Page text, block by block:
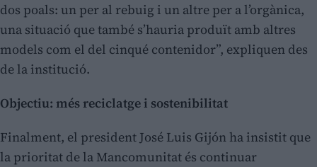
dos poals: un per al rebuig i un altre per a l’orgànica,
una situació que també s’hauria produït amb altres
models com el del cinqué contenidor”, expliquen des
de la institució.
Objectiu: més reciclatge i sostenibilitat
Finalment, el president José Luis Gijón ha insistit que
la prioritat de la Mancomunitat és continuar